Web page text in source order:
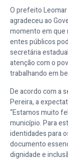
O prefeito
agradeceu ao
momento em que
entes públicos
secretária
atenção com o
trabalhando em
De acordo com a
Pereira, a
“Estamos muito
município. Para
identidades para
documento
dignidade e